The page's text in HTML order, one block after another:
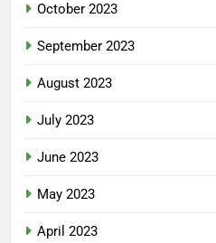
October 2023
September 2023
August 2023
July 2023
June 2023
May 2023
April 2023